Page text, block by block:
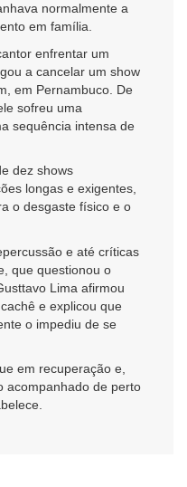
normalmente a
em família.
enfrentar um
a cancelar um show
em Pernambuco. De
sofreu uma
sequência intensa de
dez shows
longas e exigentes,
o desgaste físico e o
e até críticas
que questionou o
Lima afirmou
e explicou que
o impediu de se
em recuperação e,
acompanhado de perto